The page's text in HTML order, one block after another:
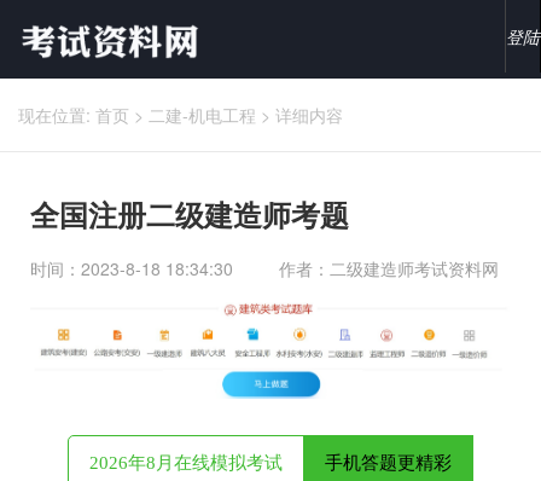
登陆
现在位置: 首页 > 二建-机电工程 > 详细内容
全国注册二级建造师考题
时间：2023-8-18 18:34:30 作者：二级建造师考试资料网
2026年8月在线模拟考试 手机答题更精彩